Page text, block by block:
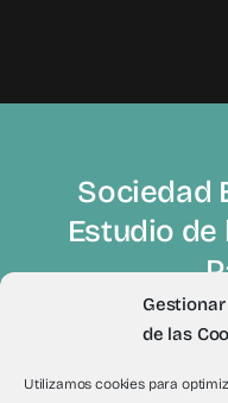
de las
Utilizamos cookies para
Sociedad
Estudio